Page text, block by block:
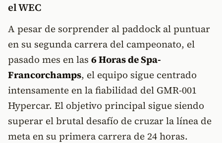
el WEC
A pesar de sorprender al paddock al puntuar
en su segunda carrera del campeonato, el
pasado mes en las 6 Horas de Spa-
Francorchamps, el equipo sigue centrado
intensamente en la fiabilidad del GMR-001
Hypercar. El objetivo principal sigue siendo
superar el brutal desafío de cruzar la línea de
meta en su primera carrera de 24 horas.